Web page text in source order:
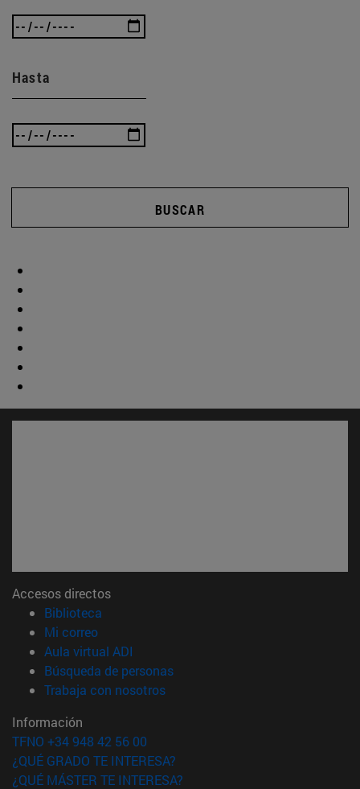
Hasta
BUSCAR
Accesos directos
Biblioteca
Mi correo(abre en nueva ventana)
Aula virtual ADI
Búsqueda de personas(abre en nueva ventana)
Trabaja con nosotros(abre en nueva ventana)
Información
TFNO +34 948 42 56 00
¿QUÉ GRADO TE INTERESA?
¿QUÉ MÁSTER TE INTERESA?